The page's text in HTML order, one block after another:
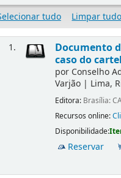
tudo
Limpar tudo
1.
Documento
caso do
por Conselho
Varjão | Lima,
Editora: Brasília:
Recursos online:
Disponibilidade:
Reservar